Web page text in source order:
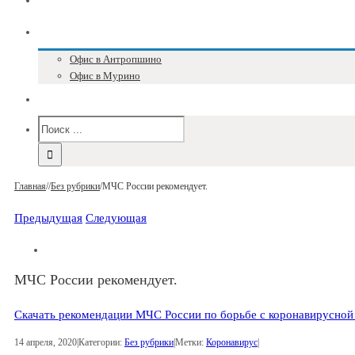
Офис в Антропшино
Офис в Мурино
Главная//Без рубрики/МЧС России рекомендует.
Предыдущая Следующая
МЧС России рекомендует.
Скачать рекомендации МЧС России по борьбе с
14 апреля, 2020|Категории: Без рубрики|Метки: Коронавирус|